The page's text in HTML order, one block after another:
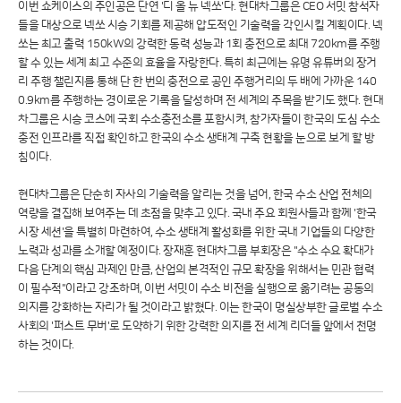
이번 쇼케이스의 주인공은 단연 '디 올 뉴 넥쏘'다. 현대차그룹은 CEO 서밋 참석자
들을 대상으로 넥쏘 시승 기회를 제공해 압도적인 기술력을 각인시킬 계획이다. 넥
쏘는 최고 출력 150kW의 강력한 동력 성능과 1회 충전으로 최대 720km를 주행
할 수 있는 세계 최고 수준의 효율을 자랑한다. 특히 최근에는 유명 유튜버의 장거
리 주행 챌린지를 통해 단 한 번의 충전으로 공인 주행거리의 두 배에 가까운 140
0.9km를 주행하는 경이로운 기록을 달성하며 전 세계의 주목을 받기도 했다. 현대
차그룹은 시승 코스에 국회 수소충전소를 포함시켜, 참가자들이 한국의 도심 수소
충전 인프라를 직접 확인하고 한국의 수소 생태계 구축 현황을 눈으로 보게 할 방
침이다.
현대차그룹은 단순히 자사의 기술력을 알리는 것을 넘어, 한국 수소 산업 전체의
역량을 결집해 보여주는 데 초점을 맞추고 있다. 국내 주요 회원사들과 함께 '한국
시장 세션'을 특별히 마련하여, 수소 생태계 활성화를 위한 국내 기업들의 다양한
노력과 성과를 소개할 예정이다. 장재훈 현대차그룹 부회장은 "수소 수요 확대가
다음 단계의 핵심 과제인 만큼, 산업의 본격적인 규모 확장을 위해서는 민관 협력
이 필수적"이라고 강조하며, 이번 서밋이 수소 비전을 실행으로 옮기려는 공동의
의지를 강화하는 자리가 될 것이라고 밝혔다. 이는 한국이 명실상부한 글로벌 수소
사회의 '퍼스트 무버'로 도약하기 위한 강력한 의지를 전 세계 리더들 앞에서 천명
하는 것이다.